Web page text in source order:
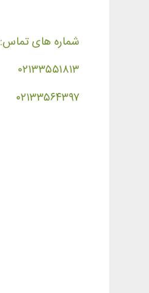
شماره های تماس:
۰۲۱۳۳۵۵۱۸۱۳
۰۲۱۳۳۵۶۴۳۹۷